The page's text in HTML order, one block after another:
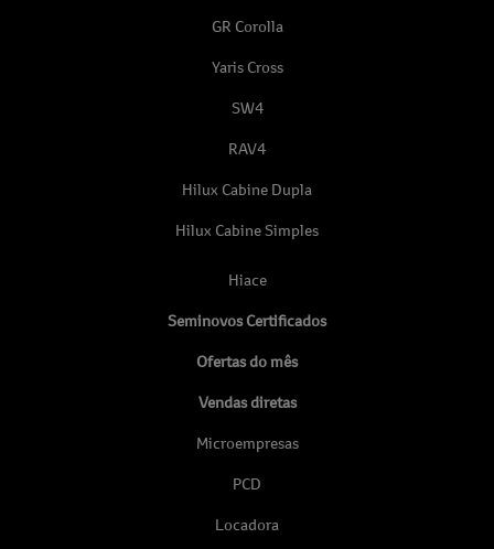
GR Corolla
Yaris Cross
SW4
RAV4
Hilux Cabine Dupla
Hilux Cabine Simples
Hiace
Seminovos Certificados
Ofertas do mês
Vendas diretas
Microempresas
PCD
Locadora